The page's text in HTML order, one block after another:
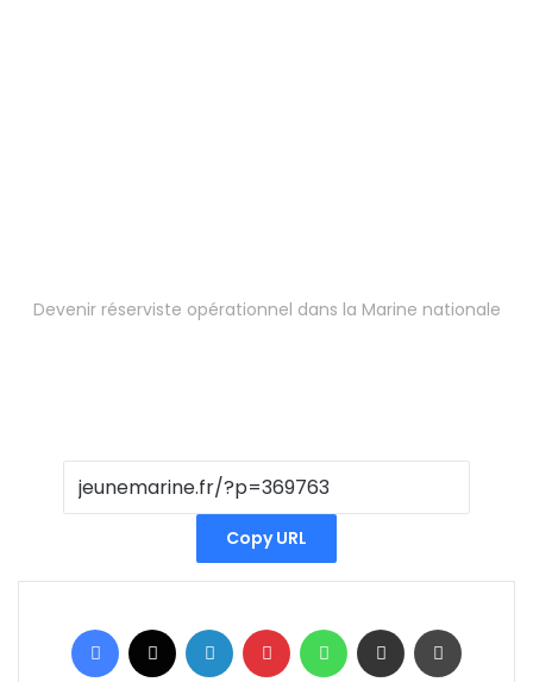
Devenir réserviste opérationnel dans la Marine nationale
Copy URL
Facebook Linkedin Pinterest WhatsAppPartager par email